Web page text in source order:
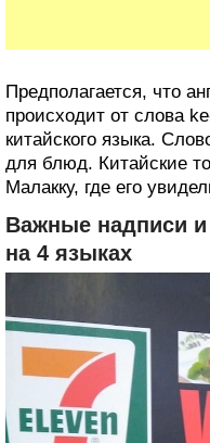
Предполагается, что
происходит от слова
китайского языка.
для блюд. Китайские
Малакку, где его
Важные надписи и
на 4 языках